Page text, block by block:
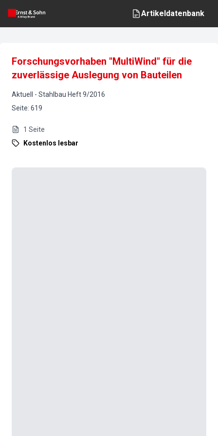
Artikeldatenbank
Forschungsvorhaben "MultiWind" für die
zuverlässige Auslegung von Bauteilen
Aktuell - Stahlbau Heft9/2016
Seite: 619
1 Seite
Kostenlos lesbar